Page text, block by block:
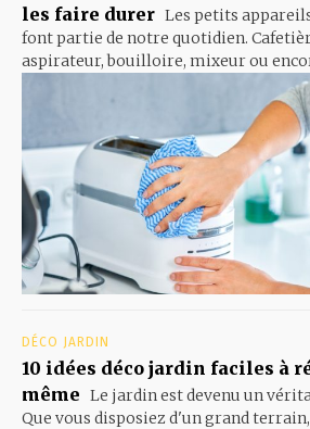
les faire durer Les petits
font partie de notre quotidien.
aspirateur, bouilloire, mixeur ou
DÉCO JARDIN
10 idées déco jardin faciles à
même Le jardin est devenu un
Que vous disposiez d'un grand